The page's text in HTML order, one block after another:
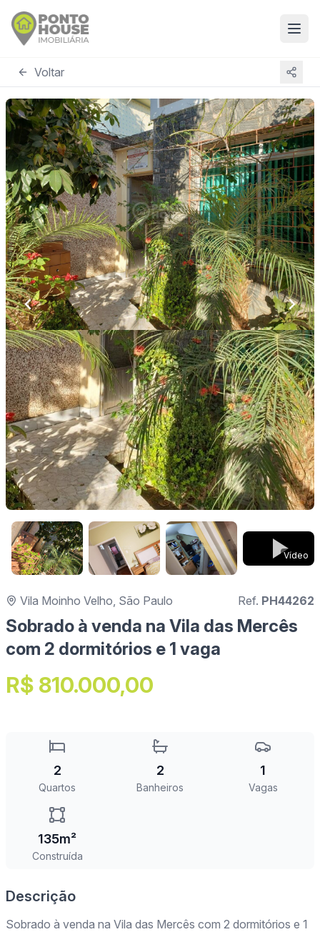
Voltar
Vídeo
Vila Moinho Velho, São Paulo Ref. PH44262
Sobrado à venda na Vila das Mercês
com 2 dormitórios e 1 vaga
R$ 810.000,00
2
Quartos
2
Banheiros
1
Vagas
135m²
Construída
Descrição
Sobrado à venda na Vila das Mercês com 2 dormitórios e 1